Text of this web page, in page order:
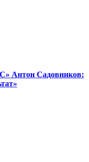
Антон Садовников: